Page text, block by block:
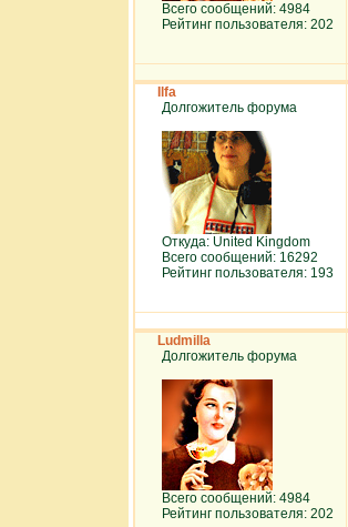
Всего сообщений: 4984
Рейтинг пользователя: 202
Ilfa
Долгожитель форума
Откуда: United Kingdom
Всего сообщений: 16292
Рейтинг пользователя: 193
Ludmilla
Долгожитель форума
Всего сообщений: 4984
Рейтинг пользователя: 202